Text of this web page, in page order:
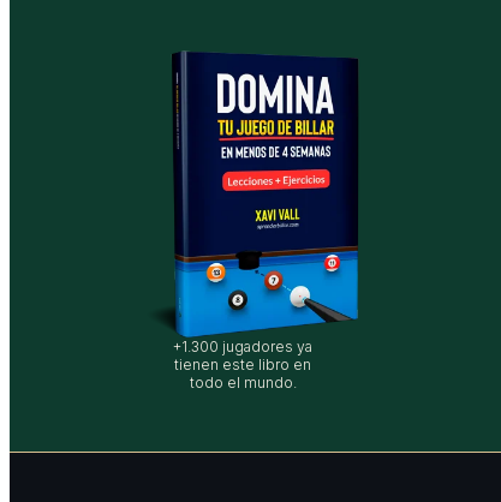
+1.300 jugadores ya
tienen este libro en
todo el mundo.